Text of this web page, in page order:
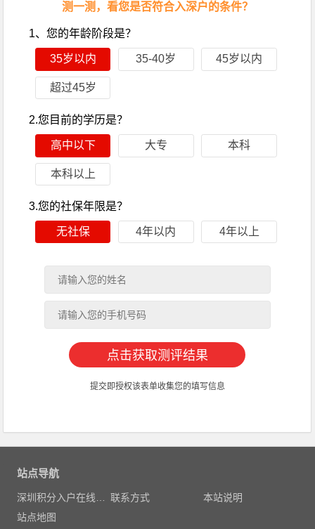
测一测，看您是否符合入深户的条件？
1、您的年龄阶段是？
35岁以内 35-40岁 45岁以内
超过45岁
2.您目前的学历是？
高中以下 大专 本科
本科以上
3.您的社保年限是？
无社保 4年以内 4年以上
提交即授权该表单收集您的填写信息
站点导航
联系方式
本站说明
站点地图